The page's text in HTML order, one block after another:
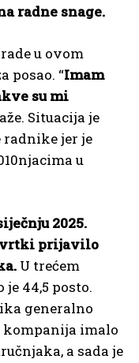
radne snage.
u ovom
posao. “Imam
su mi
Situacija je
jer je
u
2025.
prijavilo
U trećem
44,5 posto.
generalno
kompanija imalo
a sada je